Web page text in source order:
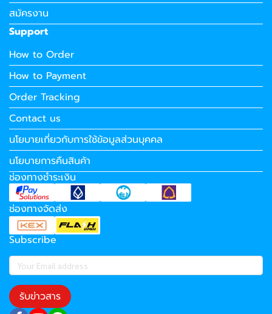
สมัครงาน
Support
How to Order
How to Payment
Order Tracking
Contact us
นโยบายเกี่ยวกับการใช้ข้อมูลส่วนบุคคล
นโยบายการคืนสินค้า
ช่องทางชำระเงิน
ช่องทางจัดส่ง
Subscribe
รับข่าวสาร